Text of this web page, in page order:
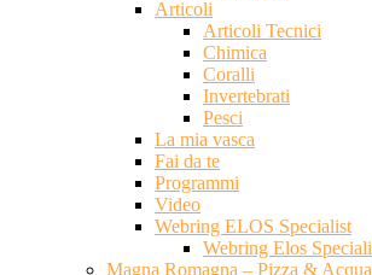
Articoli
Articoli Tecnici
Chimica
Coralli
Invertebrati
Pesci
La mia vasca
Fai da te
Programmi
Video
Webring ELOS Specialist
Webring Elos
Magna Romagna – Pizza &